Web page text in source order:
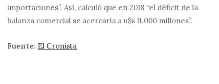
importaciones”. Así, calculó que en 2018 “el déficit de la
balanza comercial se acercaría a u$s 11.000 millones”.
Fuente: El Cronista